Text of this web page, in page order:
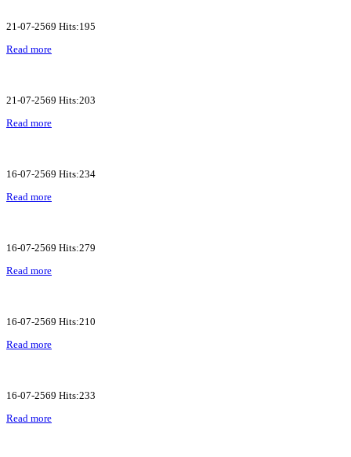
21-07-2569 Hits:195
Read more
21-07-2569 Hits:203
Read more
16-07-2569 Hits:234
Read more
16-07-2569 Hits:279
Read more
16-07-2569 Hits:210
Read more
16-07-2569 Hits:233
Read more